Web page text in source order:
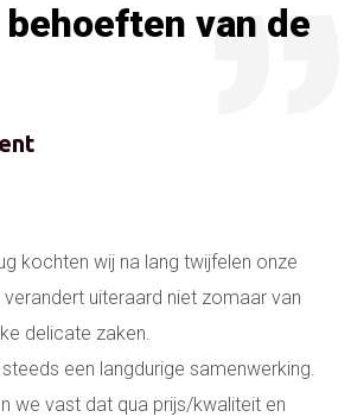
van de
kochten wij na lang twijfelen onze
uiteraard niet zomaar van
delicate zaken.
een langdurige samenwerking.
we vast dat qua prijs/kwaliteit en